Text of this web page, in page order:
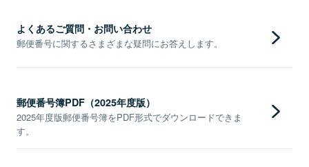
よくあるご質問・お問い合わせ
郵便番号に関するさまざまな疑問にお答えします。
郵便番号簿PDF（2025年度版）
2025年度版郵便番号簿をPDF形式でダウンロードできま
す。